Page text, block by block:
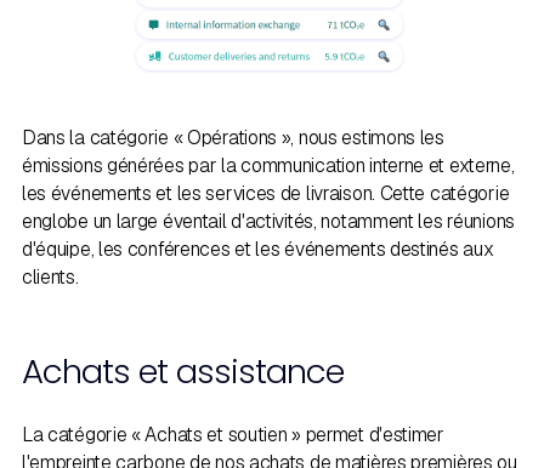
Dans la catégorie « Opérations », nous estimons les
émissions générées par la communication interne et externe,
les événements et les services de livraison. Cette catégorie
englobe un large éventail d'activités, notamment les réunions
d'équipe, les conférences et les événements destinés aux
clients.
Achats et assistance
La catégorie « Achats et soutien » permet d'estimer
l'empreinte carbone de nos achats de matières premières ou